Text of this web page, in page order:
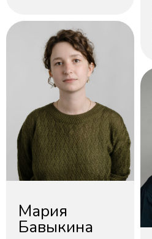
Мария
Бавыкина